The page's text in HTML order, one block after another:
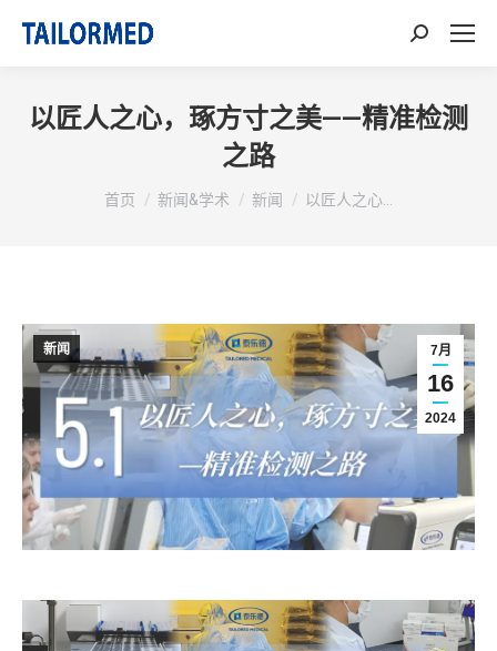
搜
以匠人之心，琢方寸之美——精准检测
之路
你在这里：
首页 新闻&学术 新闻 以匠人之心…
7月
16
2024
新闻